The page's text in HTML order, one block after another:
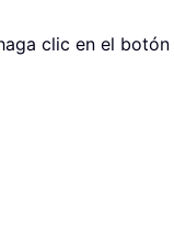
clic en el botón